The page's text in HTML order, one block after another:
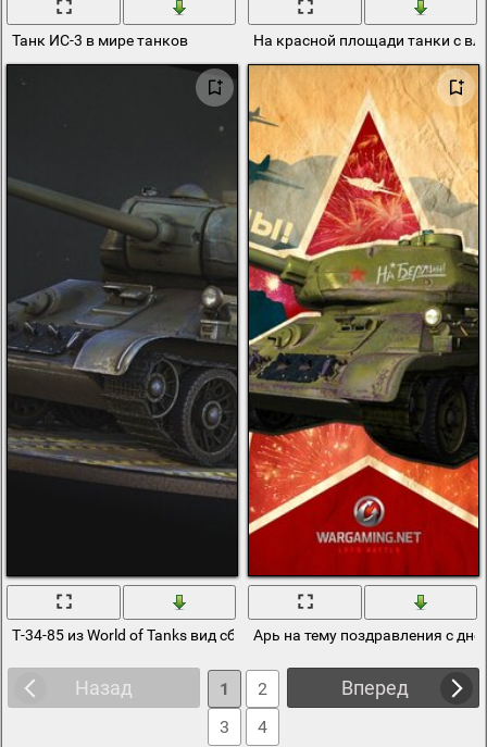
Танк ИС-3 в мире танков На красной площади танки с
Т-34-85 из World of Tanks вид сбокуАрь на тему поздравления с
Назад Вперед
1
2
3
4